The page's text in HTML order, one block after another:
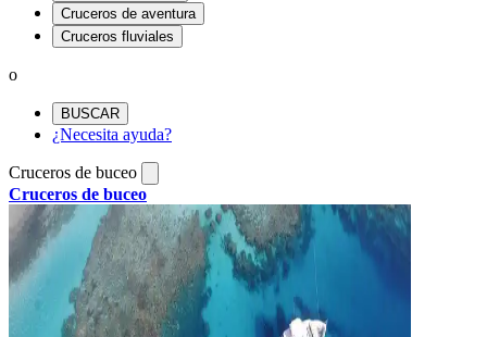
Cruceros de aventura
Cruceros fluviales
o
BUSCAR
¿Necesita ayuda?
Cruceros de buceo
Cruceros de buceo